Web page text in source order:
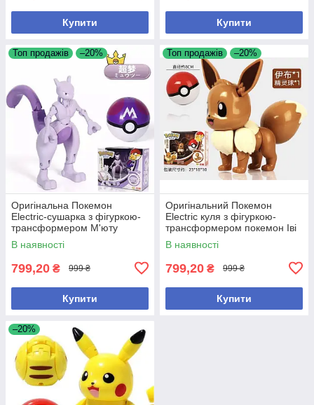
Купити Купити
Топ продажів –20%
Оригінальна Покемон
Electric-сушарка з фігуркою-
трансформером М'юту
В наявності
799,20 ₴ 999 ₴
Купити
Топ продажів –20%
Оригінальний Покемон
Electric куля з фігуркою-
трансформером покемон Іві
пошкоджена коробка
В наявності
799,20 ₴ 999 ₴
Купити
–20%